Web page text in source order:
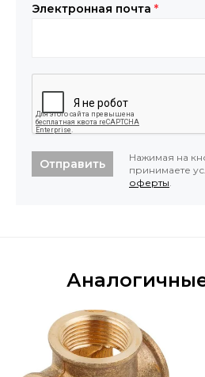
Электронная почта *
Отправить
Нажимая на
принимаете
оферты